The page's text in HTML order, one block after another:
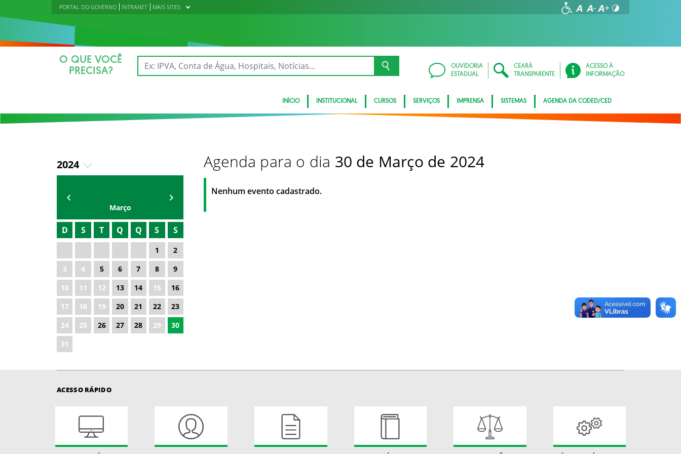
PORTAL DO GOVERNO INTRANET MAIS SITES
O QUE VOCÊ
PRECISA?
OUVIDORIA
ESTADUAL
CEARÁ
TRANSPARENTE
ACESSO À
INFORMAÇÃO
INÍCIO INSTITUCIONAL CURSOS SERVIÇOS IMPRENSA SISTEMAS AGENDA DA CODED/CED
2024
2019
2020
2021
2022
2023
2025
2026
Março
D S T Q Q S S
1
2
3
4 5 6 7 8
9
10
11 12 13 14 15
16
17
18 19 20 21 22
23
24
25 26 27 28 29
30
31
Agenda para o dia 30 de Março de 2024
Nenhum evento cadastrado.
ACESSO RÁPIDO